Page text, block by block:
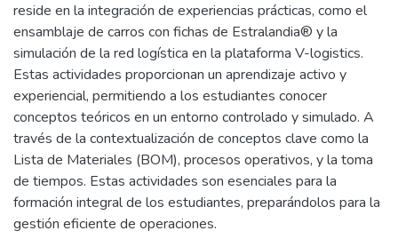
reside en la integración de experiencias prácticas, como el
ensamblaje de carros con fichas de Estralandia® y la
simulación de la red logística en la plataforma V-logistics.
Estas actividades proporcionan un aprendizaje activo y
experiencial, permitiendo a los estudiantes conocer
conceptos teóricos en un entorno controlado y simulado. A
través de la contextualización de conceptos clave como la
Lista de Materiales (BOM), procesos operativos, y la toma
de tiempos. Estas actividades son esenciales para la
formación integral de los estudiantes, preparándolos para la
gestión eficiente de operaciones.